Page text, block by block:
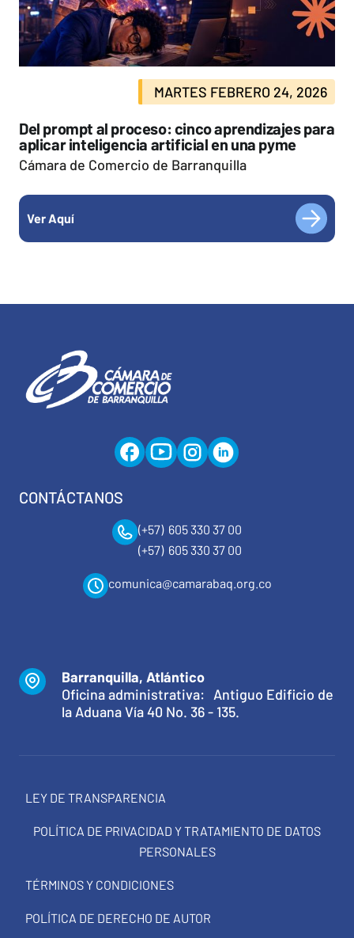
MARTES FEBRERO 24, 2026
Del prompt al proceso: cinco aprendizajes para
aplicar inteligencia artificial en una pyme
Cámara de Comercio de Barranquilla
Ver Aquí
CONTÁCTANOS
(+57) 605 330 37 00
(+57) 605 330 37 00
comunica@camarabaq.org.co
Barranquilla, Atlántico
Oficina administrativa: Antiguo Edificio de
la Aduana Vía 40 No. 36 - 135.
LEY DE TRANSPARENCIA
POLÍTICA DE PRIVACIDAD Y TRATAMIENTO DE DATOS
PERSONALES
TÉRMINOS Y CONDICIONES
POLÍTICA DE DERECHO DE AUTOR